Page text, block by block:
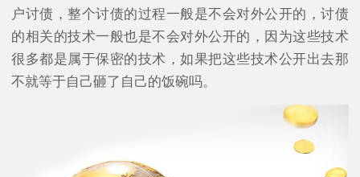
户讨债，整个讨债的过程一般是不会对外公开的，讨债
的相关的技术一般也是不会对外公开的，因为这些技术
很多都是属于保密的技术，如果把这些技术公开出去那
不就等于自己砸了自己的饭碗吗。